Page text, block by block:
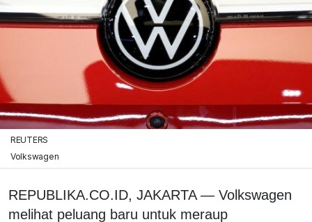
REUTERS
Volkswagen
REPUBLIKA.CO.ID, JAKARTA — Volkswagen
melihat peluang baru untuk meraup